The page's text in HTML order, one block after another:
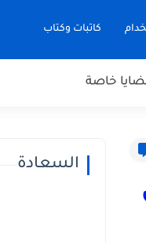
كاتبات وكتاب
خاصة
السعادة